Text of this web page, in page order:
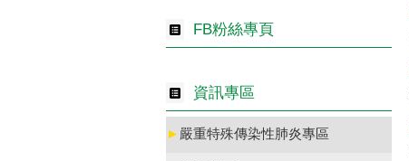
FB粉絲專頁
資訊專區
► 嚴重特殊傳染性肺炎專區